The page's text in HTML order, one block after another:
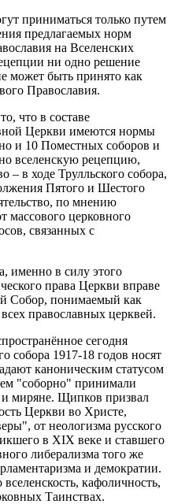
приниматься только путем
предлагаемых норм
на Вселенских
ни одно решение
может быть принято как
Православия.
что в составе
Церкви имеются нормы
и 10 Поместных соборов и
вселенскую рецепцию,
– в ходе Трулльского собора,
Пятого и Шестого
по мнению
массового церковного
связанных с
именно в силу этого
права Церкви вправе
Собор, понимаемый как
православных церквей.
сегодня
собора 1917-18 годов носят
каноническим статусом
"соборно" принимали
миряне. Щипков призвал
Церкви во Христе,
от неологизма русского
в XIX веке и ставшего
либерализма того же
и демократии.
кафоличность,
Таинствах.